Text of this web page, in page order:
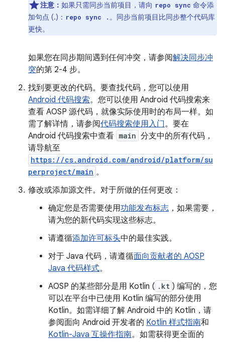
注意： 如果只需同步当前项目，请向 repo sync 命令添
加句点 (.)： repo sync . 。同步当前项目比同步整个代码库
更快。
如果您在同步期间遇到任何冲突，请参阅解决同步冲
突的第 2-4 步。
找到要更改的代码。要查找代码，您可以使用
Android 代码搜索。您可以使用 Android 代码搜索来
查看 AOSP 源代码，就像实际使用时的布局一样。如
需了解详情，请参阅代码搜索使用入门。要在
Android 代码搜索中查看 main 分支中的所有代码，
请导航至
https://cs.android.com/android/platform/su
perproject/main 。
修改或添加源文件。对于所做的任何更改：
确定您是否需要使用功能发布标志 ，如果需要，
请为您的新代码实现这些标志。
请遵循添加许可标头中的最佳实践。
对于 Java 代码，请遵循面向贡献者的 AOSP
Java 代码样式。
AOSP 的某些部分是用 Kotlin ( .kt ) 编写的，您
可以在平台中已使用 Kotlin 编写的部分使用
Kotlin。如需详细了解 Android 中的 Kotlin，请
参阅面向 Android 开发者的 Kotlin 样式指南和
Kotlin-Java 互操作指南。如需获得更全面的